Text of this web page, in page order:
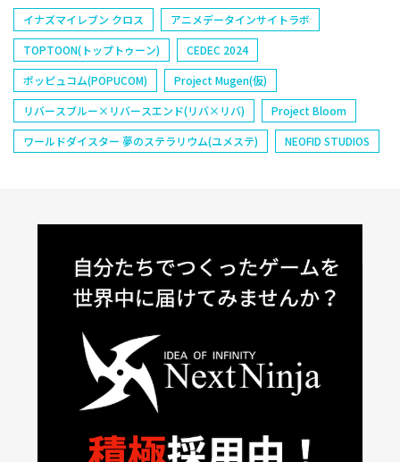
イナズマイレブン クロス
アニメデータインサイトラボ
TOPTOON(トップトゥーン)
CEDEC 2024
ポッピュコム(POPUCOM)
Project Mugen(仮)
リバースブルー×リバースエンド(リバ×リバ)
Project Bloom
ワールドダイスター 夢のステラリウム(ユメステ)
NEOFID STUDIOS